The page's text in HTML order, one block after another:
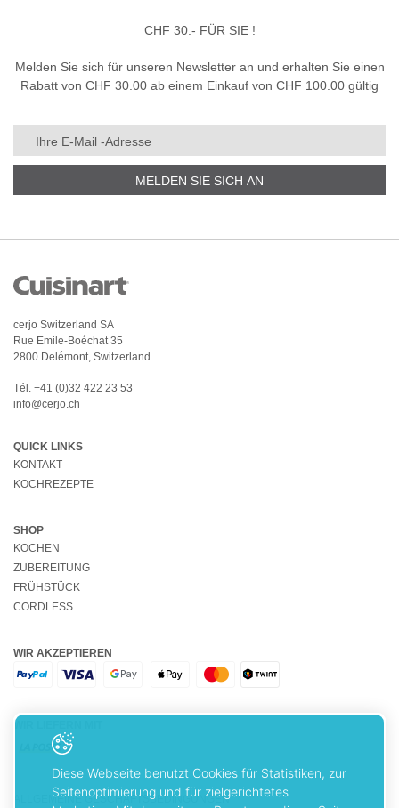
CHF 30.- FÜR SIE !
Melden Sie sich für unseren Newsletter an und erhalten Sie einen
Rabatt von CHF 30.00 ab einem Einkauf von CHF 100.00 gültig
MELDEN SIE SICH AN
cerjo Switzerland SA
Rue Emile-Boéchat 35
2800 Delémont, Switzerland
Tél. +41 (0)32 422 23 53
info@cerjo.ch
QUICK LINKS
KONTAKT
KOCHREZEPTE
SHOP
KOCHEN
ZUBEREITUNG
FRÜHSTÜCK
CORDLESS
WIR AKZEPTIEREN
WIR LIEFERN MIT
ALLGEMEINE GESCHÄFTSBEDINGUNGEN
Diese Webseite benutzt Cookies für Statistiken, zur
Seitenoptimierung und für zielgerichtetes